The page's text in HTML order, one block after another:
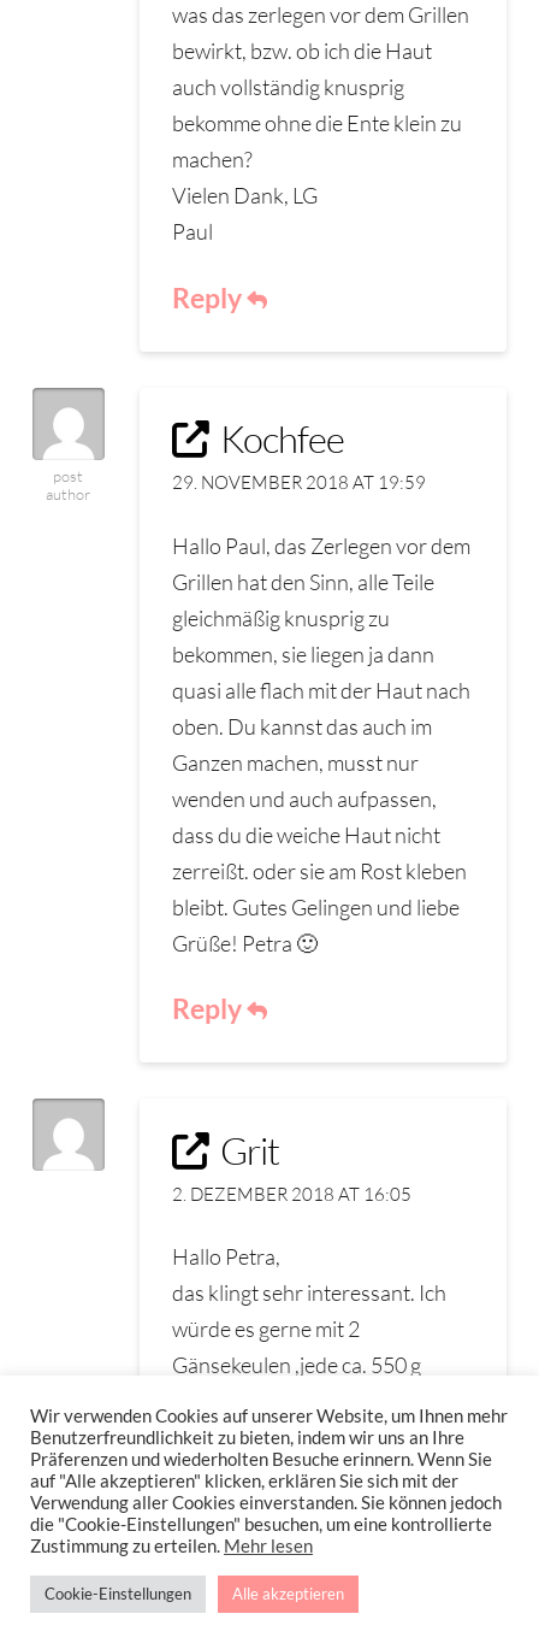
was das zerlegen vor dem Grillen
bewirkt, bzw. ob ich die Haut
auch vollständig knusprig
bekomme ohne die Ente klein zu
machen?
Vielen Dank, LG
Paul
Reply
post
author
Kochfee
29. NOVEMBER 2018 AT 19:59
Hallo Paul, das Zerlegen vor dem
Grillen hat den Sinn, alle Teile
gleichmäßig knusprig zu
bekommen, sie liegen ja dann
quasi alle flach mit der Haut nach
oben. Du kannst das auch im
Ganzen machen, musst nur
wenden und auch aufpassen,
dass du die weiche Haut nicht
zerreißt. oder sie am Rost kleben
bleibt. Gutes Gelingen und liebe
Grüße! Petra 🙂
Reply
Grit
2. DEZEMBER 2018 AT 16:05
Hallo Petra,
das klingt sehr interessant. Ich
würde es gerne mit 2
Gänsekeulen ,jede ca. 550 g
Du die entsprechenden Zeiten
reduzieren?
Reply
Wir verwenden Cookies auf unserer Website, um Ihnen mehr
Benutzerfreundlichkeit zu bieten, indem wir uns an Ihre
Präferenzen und wiederholten Besuche erinnern. Wenn Sie
auf "Alle akzeptieren" klicken, erklären Sie sich mit der
Verwendung aller Cookies einverstanden. Sie können jedoch
die "Cookie-Einstellungen" besuchen, um eine kontrollierte
Zustimmung zu erteilen. Mehr lesen
Cookie-Einstellungen Alle akzeptieren